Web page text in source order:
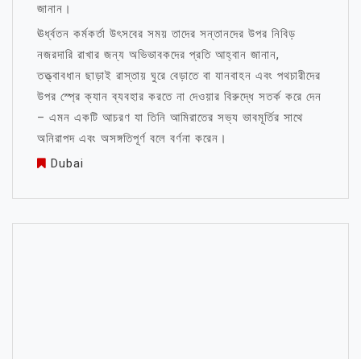
জানান।
ঊর্ধ্বতন কর্মকর্তা উৎসবের সময় তাদের সন্তানদের উপর নিবিড়
নজরদারি রাখার জন্য অভিভাবকদের প্রতি আহ্বান জানান,
তত্ত্বাবধান ছাড়াই রাস্তায় ঘুরে বেড়াতে বা যানবাহন এবং পথচারীদের
উপর স্প্রে ক্যান ব্যবহার করতে না দেওয়ার বিরুদ্ধে সতর্ক করে দেন
– এমন একটি আচরণ যা তিনি আমিরাতের সভ্য ভাবমূর্তির সাথে
অনিরাপদ এবং অসঙ্গতিপূর্ণ বলে বর্ণনা করেন।
Dubai